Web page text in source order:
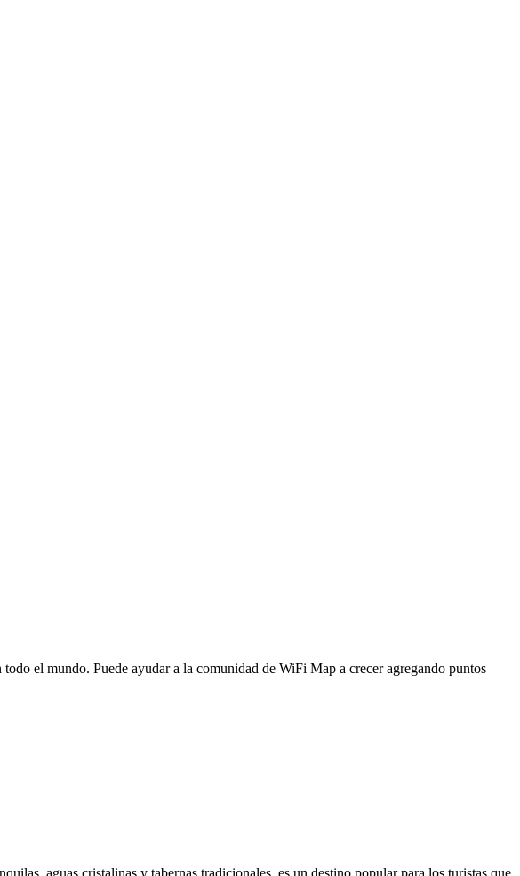
el mundo. Puede ayudar a la comunidad de WiFi Map a crecer agregando puntos
aguas cristalinas y tabernas tradicionales, es un destino popular para los turistas que